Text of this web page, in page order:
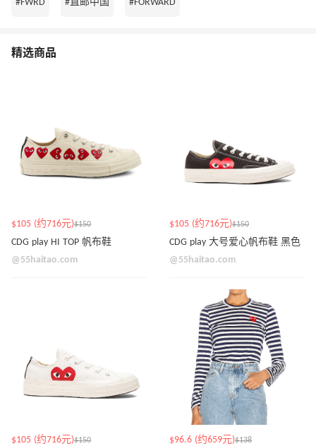
#FWRD #直邮中国 #FORWARD
精选商品
$105 (约716元)$150
CDG play HI TOP 帆布鞋
@55haitao.com
$105 (约716元)$150
CDG play 大号爱心帆布鞋 黑色
@55haitao.com
$105 (约716元)$150 $96.6 (约659元)$138